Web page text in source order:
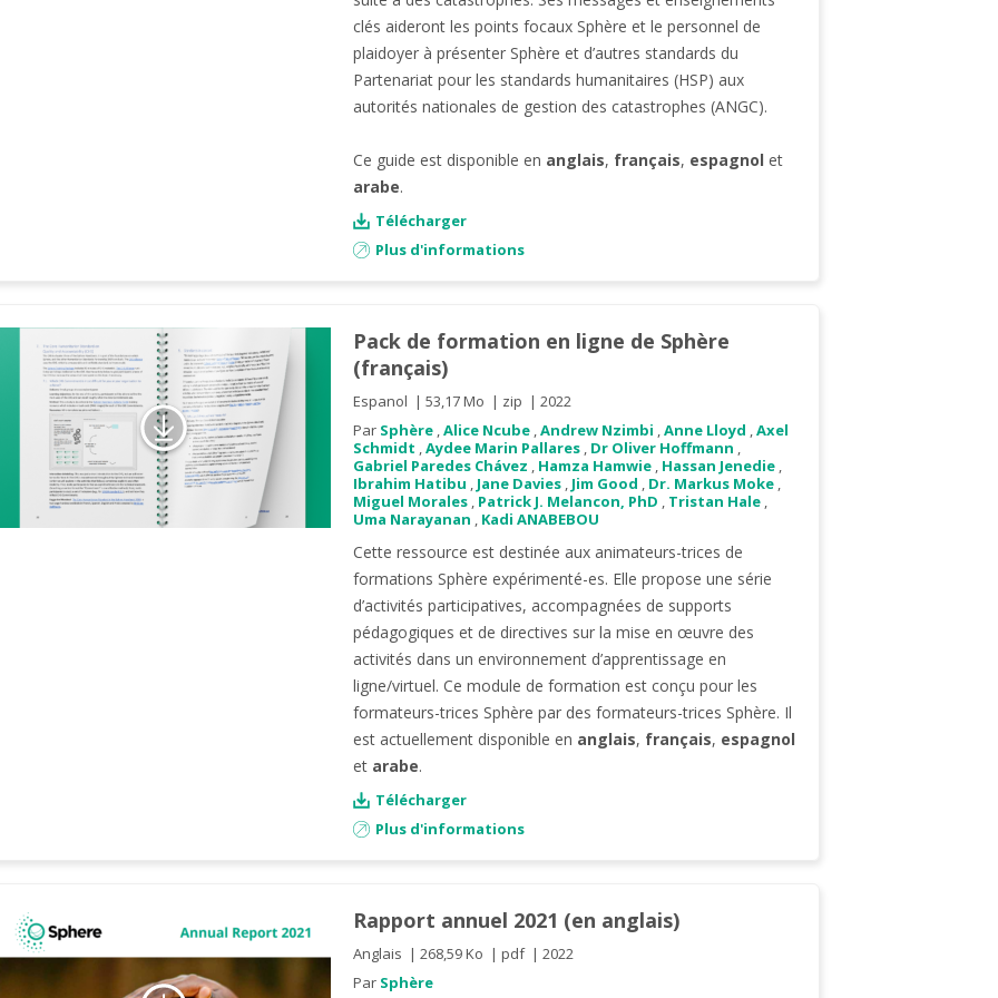
clés aideront les points focaux Sphère et le personnel de
plaidoyer à présenter Sphère et d’autres standards du
Partenariat pour les standards humanitaires (HSP) aux
autorités nationales de gestion des catastrophes (ANGC).
Ce guide est disponible en anglais, français, espagnol et
arabe.
Télécharger
Plus d'informations
Pack de formation en ligne de Sphère
(français)
Espanol 53,17 Mo zip
2022
Par Sphère,Alice Ncube,Andrew Nzimbi ,Anne Lloyd ,Axel
Schmidt ,Aydee Marin Pallares, Dr Oliver Hoffmann ,
Gabriel Paredes Chávez , Hamza Hamwie, Hassan Jenedie,
Ibrahim Hatibu , Jane Davies, Jim Good , Dr. Markus Moke,
Miguel Morales, Patrick J. Melancon, PhD , Tristan Hale,
Uma Narayanan , Kadi ANABEBOU
Cette ressource est destinée aux animateurs-trices de
formations Sphère expérimenté-es. Elle propose une série
d’activités participatives, accompagnées de supports
pédagogiques et de directives sur la mise en œuvre des
activités dans un environnement d’apprentissage en
ligne/virtuel. Ce module de formation est conçu pour les
formateurs-trices Sphère par des formateurs-trices Sphère. Il
est actuellement disponible en anglais, français, espagnol
et arabe.
Télécharger
Plus d'informations
Rapport annuel 2021 (en anglais)
Anglais 268,59 Ko pdf
2022
Par Sphère